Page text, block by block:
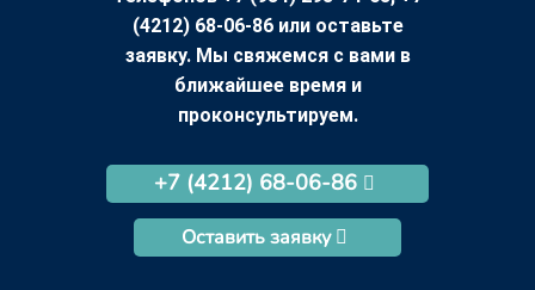
(4212) 68-06-86 или оставьте
заявку. Мы свяжемся с вами в
ближайшее время и
проконсультируем.
+7 (4212) 68-06-86
Оставить заявку